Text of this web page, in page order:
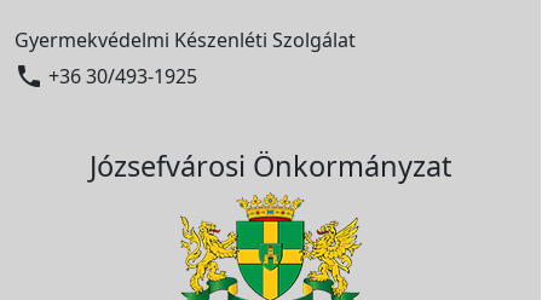
Gyermekvédelmi Készenléti Szolgálat
 +36 30/493-1925
Józsefvárosi Önkormányzat